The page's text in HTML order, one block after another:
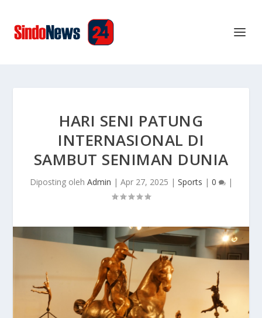
HARI SENI PATUNG
INTERNASIONAL DI
SAMBUT SENIMAN DUNIA
Diposting oleh Admin | Apr 27, 2025 | Sports | 0 |